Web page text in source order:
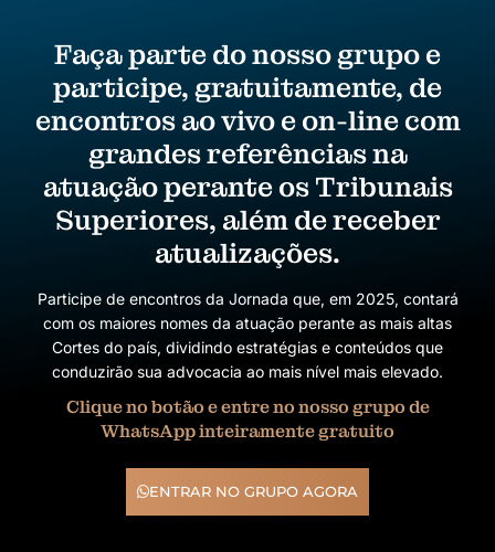
Faça parte do nosso grupo e
participe, gratuitamente, de
encontros ao vivo e on-line com
grandes referências na
atuação perante os Tribunais
Superiores, além de receber
atualizações.
Participe de encontros da Jornada que, em 2025, contará
com os maiores nomes da atuação perante as mais altas
Cortes do país, dividindo estratégias e conteúdos que
conduzirão sua advocacia ao mais nível mais elevado.
Clique no botão e entre no nosso grupo de
WhatsApp inteiramente gratuito
ENTRAR NO GRUPO AGORA